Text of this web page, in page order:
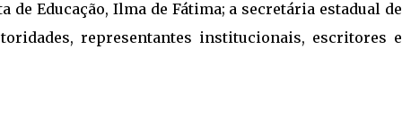
de Educação, Ilma de Fátima; a secretária estadual de
representantes institucionais, escritores e